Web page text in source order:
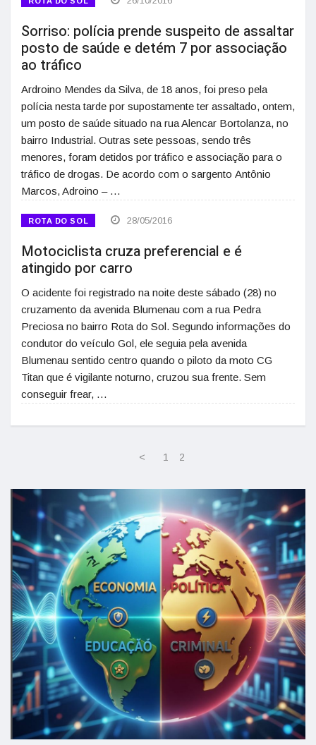
Sorriso: polícia prende suspeito de assaltar
posto de saúde e detém 7 por associação
ao tráfico
Ardroino Mendes da Silva, de 18 anos, foi preso pela
polícia nesta tarde por supostamente ter assaltado, ontem,
um posto de saúde situado na rua Alencar Bortolanza, no
bairro Industrial. Outras sete pessoas, sendo três
menores, foram detidos por tráfico e associação para o
tráfico de drogas. De acordo com o sargento Antônio
Marcos, Adroino – …
ROTA DO SOL 28/05/2016
Motociclista cruza preferencial e é
atingido por carro
O acidente foi registrado na noite deste sábado (28) no
cruzamento da avenida Blumenau com a rua Pedra
Preciosa no bairro Rota do Sol. Segundo informações do
condutor do veículo Gol, ele seguia pela avenida
Blumenau sentido centro quando o piloto da moto CG
Titan que é vigilante noturno, cruzou sua frente. Sem
conseguir frear, …
< 1 2